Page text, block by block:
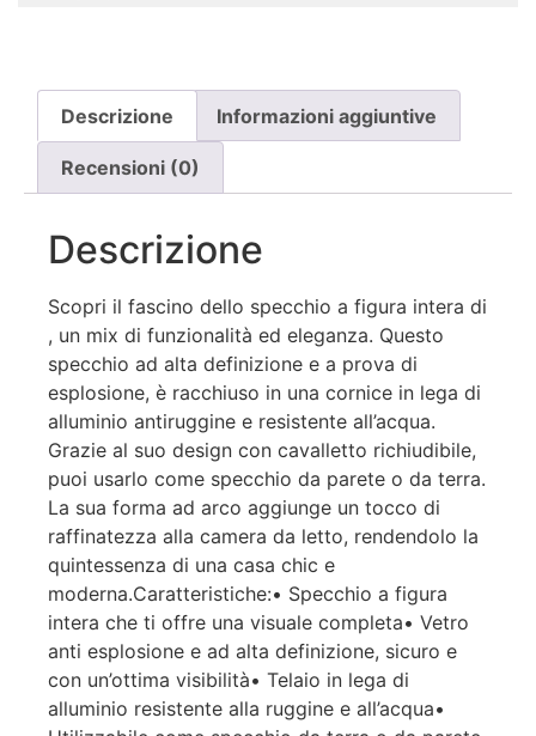
Descrizione Informazioni aggiuntive
Recensioni (0)
Descrizione
Scopri il fascino dello specchio a figura intera di
, un mix di funzionalità ed eleganza. Questo
specchio ad alta definizione e a prova di
esplosione, è racchiuso in una cornice in lega di
alluminio antiruggine e resistente all’acqua.
Grazie al suo design con cavalletto richiudibile,
puoi usarlo come specchio da parete o da terra.
La sua forma ad arco aggiunge un tocco di
raffinatezza alla camera da letto, rendendolo la
quintessenza di una casa chic e
moderna.Caratteristiche:• Specchio a figura
intera che ti offre una visuale completa• Vetro
anti esplosione e ad alta definizione, sicuro e
con un’ottima visibilità• Telaio in lega di
alluminio resistente alla ruggine e all’acqua•